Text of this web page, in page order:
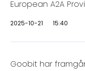
European A2A
2025-10-21 15:40
Goobit har